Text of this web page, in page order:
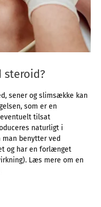
steroid?
sener og slimsække kan
som er en
tilsat
naturligt i
benytter ved
og har en forlænget
Læs mere om en